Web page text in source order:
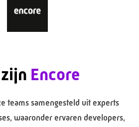
Encore
teams samengesteld uit experts
waaronder ervaren developers,